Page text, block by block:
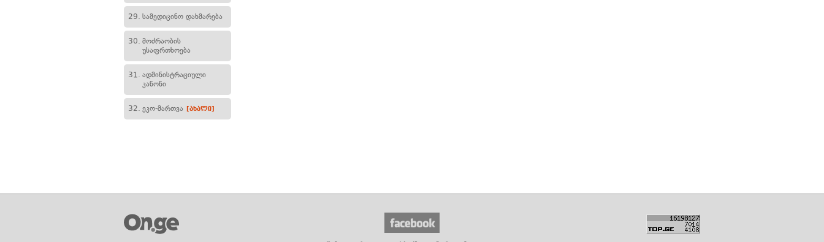
29. სამედიცინო დახმარება
30. მოძრაობის
უსაფრთხოება
31. ადმინისტრაციული
კანონი
32. ეკო-მართვა [ახალი]